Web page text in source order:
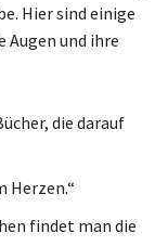
Hier sind einige
Augen und ihre
die darauf
Herzen.“
findet man die